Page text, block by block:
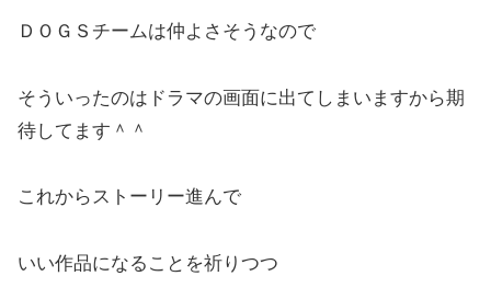
ＤＯＧＳチームは仲よさそうなので
そういったのはドラマの画面に出てしまいますから期
待してます＾＾
これからストーリー進んで
いい作品になることを祈りつつ